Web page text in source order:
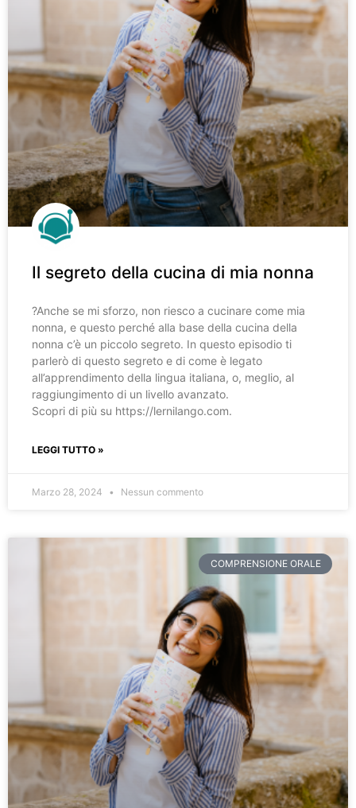
Il segreto della cucina di mia nonna
?️Anche se mi sforzo, non riesco a cucinare come mia
nonna, e questo perché alla base della cucina della
nonna c’è un piccolo segreto. In questo episodio ti
parlerò di questo segreto e di come è legato
all’apprendimento della lingua italiana, o, meglio, al
raggiungimento di un livello avanzato.
Scopri di più su https://lernilango.com.
LEGGI TUTTO »
Marzo 28, 2024 Nessun commento
COMPRENSIONE ORALE